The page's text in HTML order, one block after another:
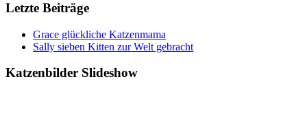
Letzte Beiträge
Grace glückliche Katzenmama
Sally sieben Kitten zur Welt gebracht
Katzenbilder Slideshow